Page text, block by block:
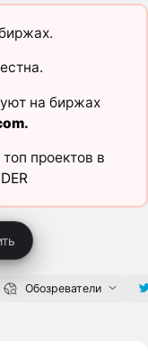
на биржах
.
проектов в
Обозреватели